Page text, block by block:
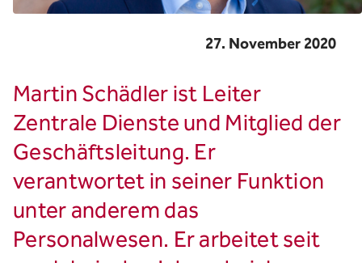
27. November 2020
Martin Schädler ist Leiter
Zentrale Dienste und Mitglied der
Geschäftsleitung. Er
verantwortet in seiner Funktion
unter anderem das
Personalwesen. Er arbeitet seit